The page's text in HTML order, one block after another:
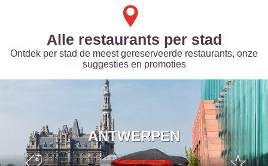
Alle restaurants per stad
Ontdek per stad de meest gereserveerde restaurants, onze
suggesties en promoties
ANTWERPEN